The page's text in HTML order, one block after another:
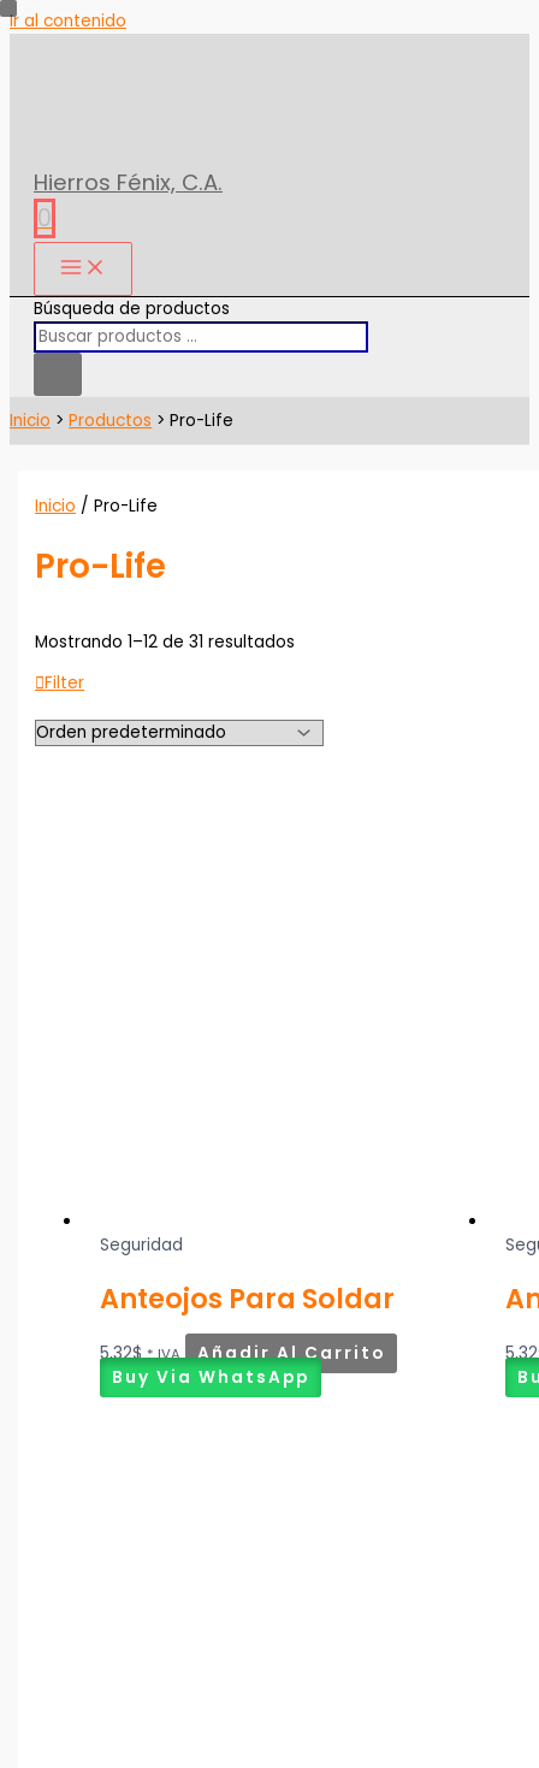
Ir al contenido
Hierros Fénix, C.A.
0
Búsqueda de productos
Inicio Productos Pro-Life
Inicio / Pro-Life
Pro-Life
Mostrando 1–12 de 31 resultados
Filter
Seguridad
Anteojos Para Soldar
5,32$ * IVA
Añadir Al Carrito
Buy Via WhatsApp
5,32